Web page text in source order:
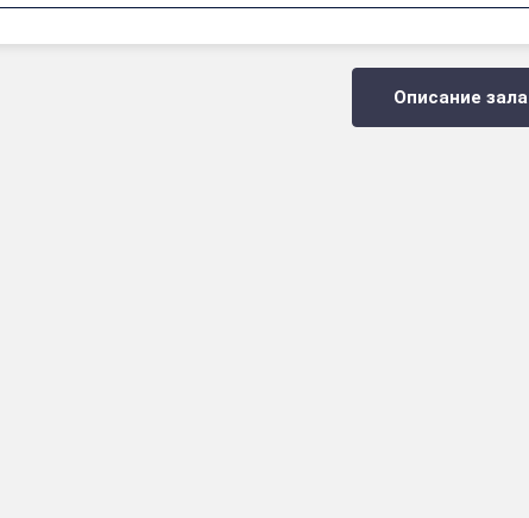
Описание зала